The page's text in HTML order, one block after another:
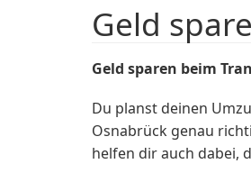
Geld
Geld sparen beim
Du planst deinen
Osnabrück genau
helfen dir auch dabei,